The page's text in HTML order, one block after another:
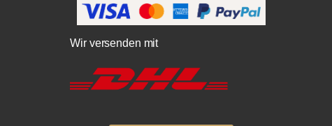
Wir versenden mit